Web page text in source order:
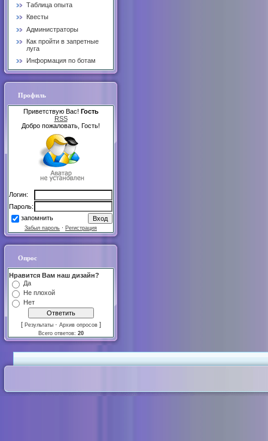
Таблица опыта
Квесты
Администраторы
Как пройти в запретные
луга
Информация по ботам
Профиль
Приветствую Вас! Гость
RSS
Добро пожаловать, Гость!
Логин:
Пароль:
запомнить
Забыл пароль · Регистрация
Опрос
Нравится Вам наш дизайн?
Да
Не плохой
Нет
[ Результаты · Архив опросов ]
Всего ответов: 20